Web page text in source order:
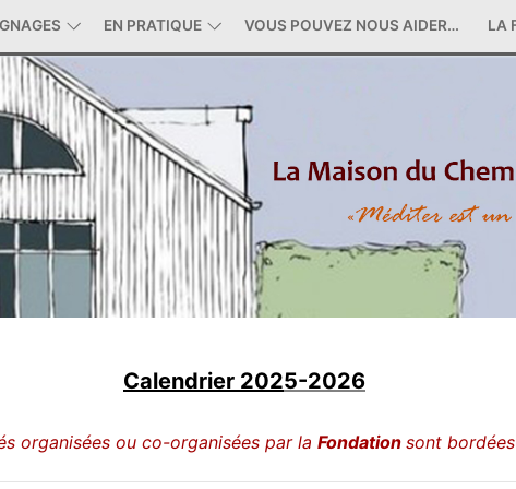
EN PRATIQUE VOUS POUVEZ NOUS AIDER… LA
Calendrier 2025-2026
organisées ou co-organisées par la Fondation sont